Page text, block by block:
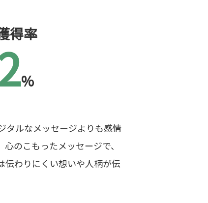
得率
%
タルなメッセージよりも感情
のこもったメッセージで、
伝わりにくい想いや人柄が伝